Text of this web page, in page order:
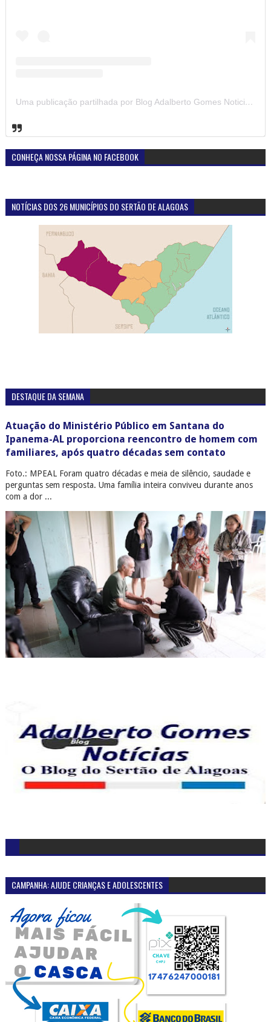
Uma publicação partilhada por Blog Adalberto Gomes Noticias (@blogadalbertogomesnoticiass)
CONHEÇA NOSSA PÁGINA NO FACEBOOK
NOTÍCIAS DOS 26 MUNICÍPIOS DO SERTÃO DE ALAGOAS
DESTAQUE DA SEMANA
Atuação do Ministério Público em Santana do
Ipanema-AL proporciona reencontro de homem com
familiares, após quatro décadas sem contato
Foto.: MPEAL Foram quatro décadas e meia de silêncio, saudade e
perguntas sem resposta. Uma família inteira conviveu durante anos
com a dor ...
CAMPANHA: AJUDE CRIANÇAS E ADOLESCENTES